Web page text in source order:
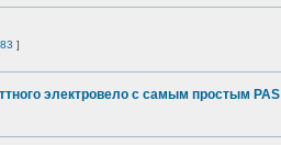
]
электровело с самым простым PAS